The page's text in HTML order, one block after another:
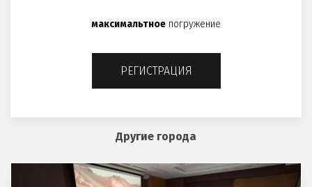
максимальтное погружение
РЕГИСТРАЦИЯ
Другие города